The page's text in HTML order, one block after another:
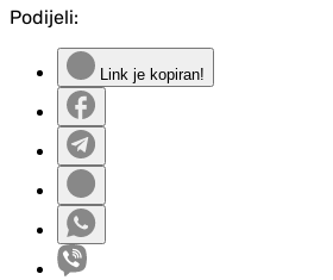
Podijeli:
Link je kopiran!